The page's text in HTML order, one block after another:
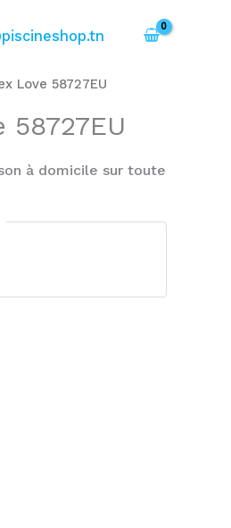
Love 58727EU
à domicile sur toute